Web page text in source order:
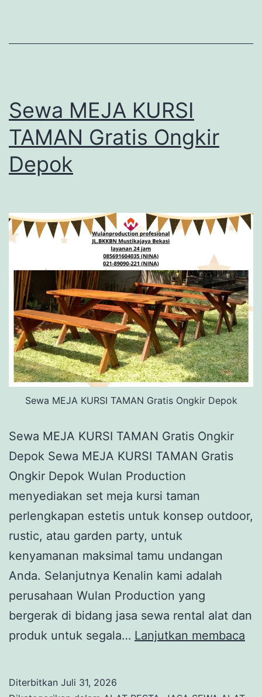
Sewa MEJA KURSI
TAMAN Gratis Ongkir
Depok
Sewa MEJA KURSI TAMAN Gratis Ongkir Depok
Sewa MEJA KURSI TAMAN Gratis Ongkir
Depok Sewa MEJA KURSI TAMAN Gratis
Ongkir Depok Wulan Production
menyediakan set meja kursi taman
perlengkapan estetis untuk konsep outdoor,
rustic, atau garden party, untuk
kenyamanan maksimal tamu undangan
Anda. Selanjutnya Kenalin kami adalah
perusahaan Wulan Production yang
bergerak di bidang jasa sewa rental alat dan
produk untuk segala… Lanjutkan membaca
Diterbitkan Juli 31, 2026